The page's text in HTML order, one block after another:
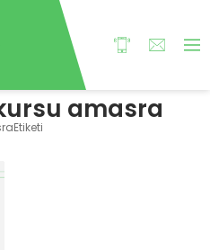
amasra